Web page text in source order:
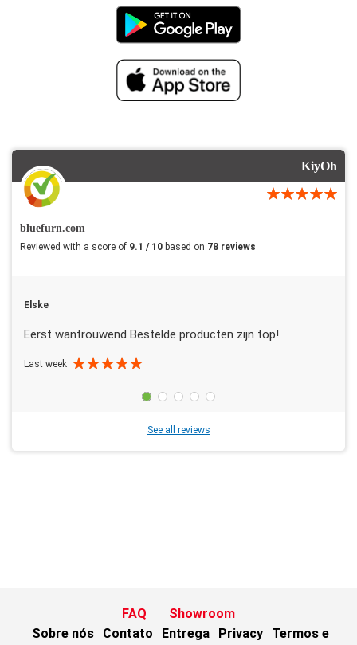
KiyOh
bluefurn.com
Reviewed with a score of 9.1 / 10 based on 78 reviews
Elske
Eerst wantrouwend Bestelde producten zijn top!
Last week
See all reviews
FAQ
Showroom
Sobre nós
Contato Entrega Privacy
Termos e